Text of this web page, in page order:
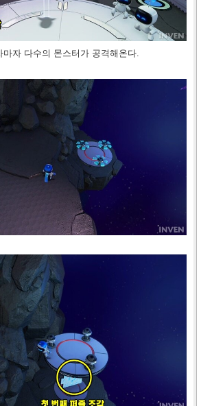
자 다수의 몬스터가 공격해온다.